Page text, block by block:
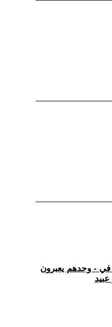
في - وحدهم يعبرون